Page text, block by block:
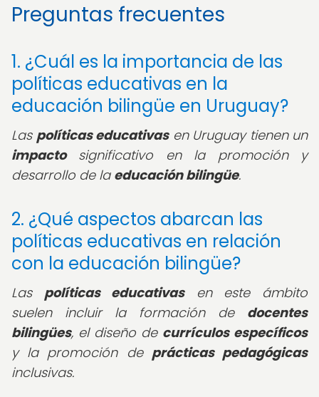
Preguntas frecuentes
1. ¿Cuál es la importancia de las
políticas educativas en la
educación bilingüe en Uruguay?
Las políticas educativasen Uruguay tienen un
impactosignificativo en la promoción y
desarrollo de la educación bilingüe.
2. ¿Qué aspectos abarcan las
políticas educativas en relación
con la educación bilingüe?
Las políticas educativasen este ámbito
suelen incluir la formación de docentes
bilingües, el diseño de currículos específicos
y la promoción de prácticas pedagógicas
inclusivas.